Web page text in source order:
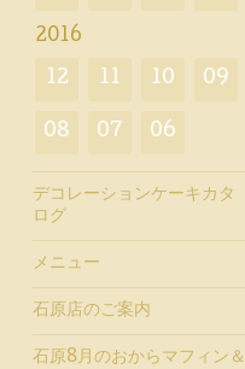
2016
12 11 10 09
08 07 06
デコレーションケーキカタ
ログ
メニュー
石原店のご案内
石原8月のおからマフィン＆